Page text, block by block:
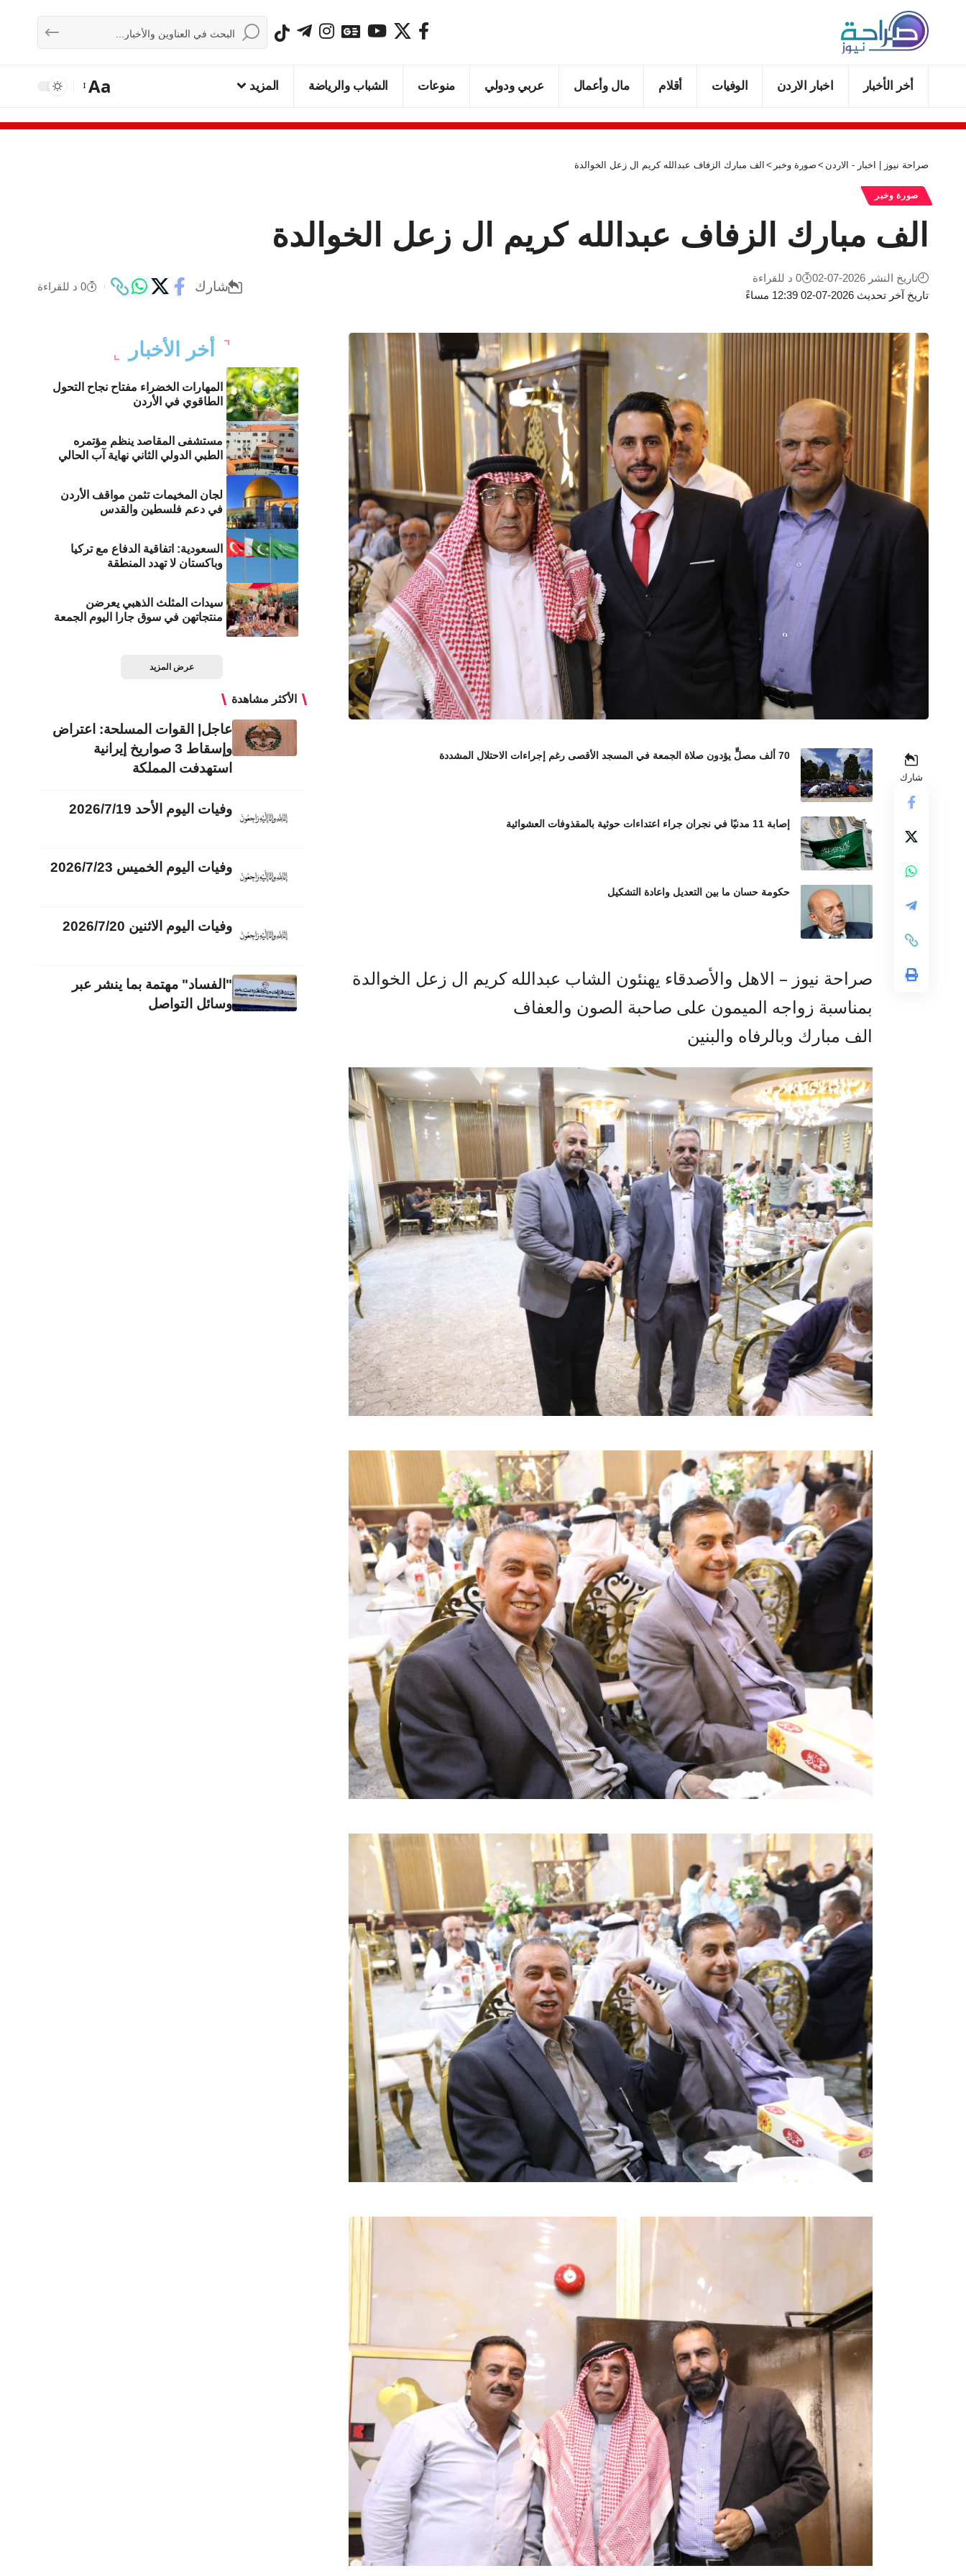
أخر الأخبار اخبار الاردن الوفيات أقلام مال وأعمال عربي ودولي منوعات الشباب والرياضة المزيد Aa
صراحة نيوز | اخبار - الاردن > صورة وخبر > الف مبارك الزفاف عبدالله كريم ال زعل الخوالدة
صورة وخبر
الف مبارك الزفاف عبدالله كريم ال زعل الخوالدة
تاريخ آخر تحديث 2026-07-02 12:39 مساءً
تاريخ النشر 2026-07-02 0 د للقراءة
شارك 0 د للقراءة
شارك
70 ألف مصلٍّ يؤدون صلاة الجمعة في المسجد الأقصى رغم إجراءات الاحتلال المشددة
إصابة 11 مدنيًا في نجران جراء اعتداءات حوثية بالمقذوفات العشوائية
حكومة حسان ما بين التعديل واعادة التشكيل
صراحة نيوز – الاهل والأصدقاء يهنئون الشاب عبدالله كريم ال زعل الخوالدة
بمناسبة زواجه الميمون على صاحبة الصون والعفاف
الف مبارك وبالرفاه والبنين
أخر الأخبار
المهارات الخضراء مفتاح نجاح التحول
الطاقوي في الأردن
مستشفى المقاصد ينظم مؤتمره
الطبي الدولي الثاني نهاية آب الحالي
لجان المخيمات تثمن مواقف الأردن
في دعم فلسطين والقدس
السعودية: اتفاقية الدفاع مع تركيا
وباكستان لا تهدد المنطقة
سيدات المثلث الذهبي يعرضن
منتجاتهن في سوق جارا اليوم الجمعة
عرض المزيد
الأكثر مشاهدة
عاجل| القوات المسلحة: اعتراض
وإسقاط 3 صواريخ إيرانية
استهدفت المملكة
وفيات اليوم الأحد 2026/7/19
وفيات اليوم الخميس 2026/7/23
وفيات اليوم الاثنين 2026/7/20
"الفساد" مهتمة بما ينشر عبر
وسائل التواصل